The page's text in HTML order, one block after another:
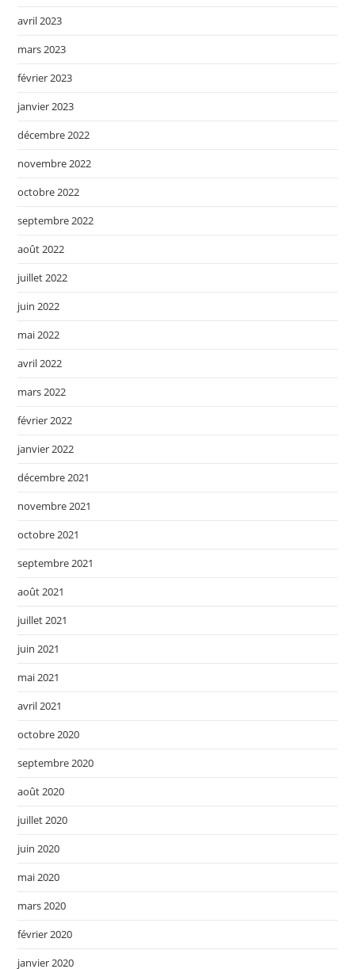
avril 2023
mars 2023
février 2023
janvier 2023
décembre 2022
novembre 2022
octobre 2022
septembre 2022
août 2022
juillet 2022
juin 2022
mai 2022
avril 2022
mars 2022
février 2022
janvier 2022
décembre 2021
novembre 2021
octobre 2021
septembre 2021
août 2021
juillet 2021
juin 2021
mai 2021
avril 2021
octobre 2020
septembre 2020
août 2020
juillet 2020
juin 2020
mai 2020
mars 2020
février 2020
janvier 2020